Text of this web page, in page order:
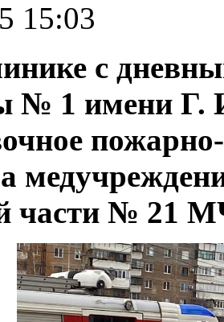
15:03
с
№ 1 имени
части № 21